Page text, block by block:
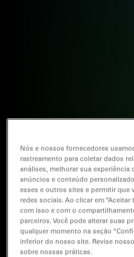
Nós e nossos fornecedores
rastreamento para coletar dados
análises, melhorar sua
anúncios e conteúdo
esses e outros sites e permitir que
redes sociais. Ao clicar em
com isso e com o
parceiros. Você pode alterar suas
qualquer momento na seção
inferior do nosso site. Revise
sobre nossas práticas.